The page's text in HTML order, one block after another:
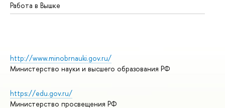
Работа в Вышке
http://www.minobrnauki.gov.ru/
Министерство науки и высшего образования РФ
https://edu.gov.ru/
Министерство просвещения РФ